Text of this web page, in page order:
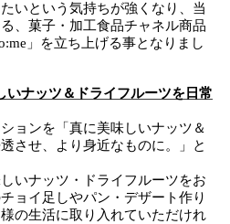
いという気持ちが強くなり、当
、菓子・加工食品チャネル商品
」を立ち上げる事となりまし
いナッツ＆ドライフルーツを日常
ョンを「真に美味しいナッツ＆
させ、より身近なものに。」と
いナッツ・ドライフルーツをお
ョイ足しやパン・デザート作り
の生活に取り入れていただけれ